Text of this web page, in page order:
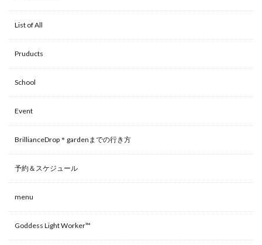
List of All
Pruducts
School
Event
BrillianceDrop＊gardenまでの行き方
予約＆スケジュール
menu
Goddess Light Worker™